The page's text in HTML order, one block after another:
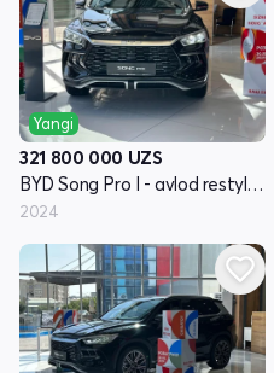
Yangi
321 800 000 UZS
BYD Song Pro I - avlod restyling
2024